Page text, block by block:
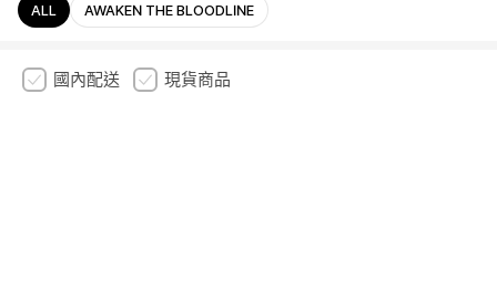
ALL AWAKEN THE BLOODLINE
國內配送 現貨商品